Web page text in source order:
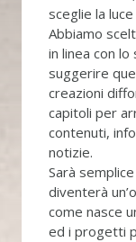
sceglie la
Abbiamo
in linea con
suggerire
creazioni
capitoli per
contenuti,
notizie.
Sarà
diventerà
come nasce
ed i progetti